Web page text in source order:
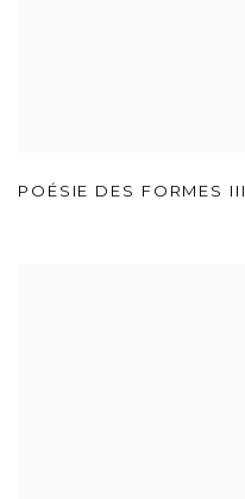
POÉSIE DES FORMES III